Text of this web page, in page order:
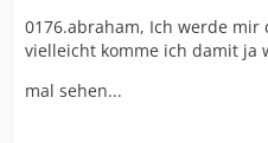
0176.abraham, Ich werde mir
vielleicht komme ich damit ja
mal sehen...